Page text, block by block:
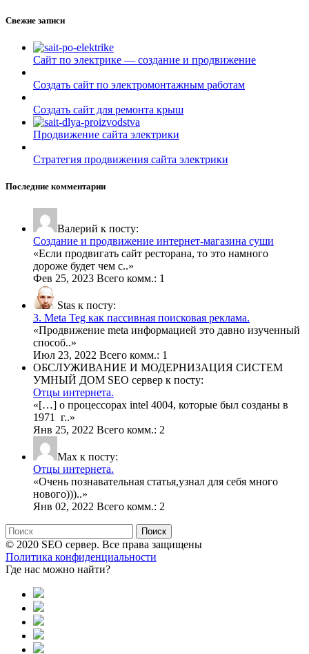
Свежие записи
Сайт по электрике — создание и продвижение
Создать сайт по электромонтажным работам
Создать сайт для ремонта крыш
Продвижение сайта электрики
Стратегия продвижения сайта электрики
Последние комментарии
Валерий к посту:
Создание и продвижение интернет-магазина суши
«Если продвигать сайт ресторана, то это намного
дороже будет чем с..»
Фев 25, 2023 Всего комм.: 1
Stas к посту:
3. Meta Teg как пассивная поисковая реклама.
«Продвижение meta информацией это давно изученный
способ..»
Июл 23, 2022 Всего комм.: 1
ОБСЛУЖИВАНИЕ И МОДЕРНИЗАЦИЯ СИСТЕМ
УМНЫЙ ДОМ SEO сервер к посту:
Отцы интернета.
«[…] о процессорах intel 4004, которые был созданы в
1971 г..»
Янв 25, 2022 Всего комм.: 2
Max к посту:
Отцы интернета.
«Очень познавательная статья,узнал для себя много
нового)))..»
Янв 02, 2022 Всего комм.: 2
Поиск
© 2020 SEO сервер. Все права защищены
Политика конфиденциальности
Где нас можно найти?